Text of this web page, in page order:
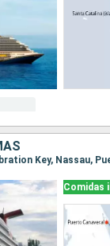
Key, Nassau,
Comidas